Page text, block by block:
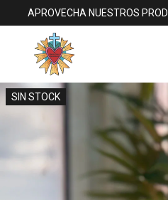
APROVECHA NUESTROS
SIN STOCK